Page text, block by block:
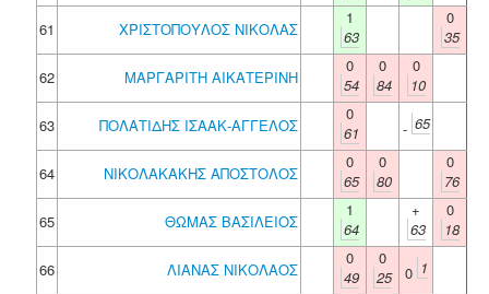
61
ΧΡΙΣΤΟΠΟΥΛΟΣ ΝΙΚΟΛΑΣ
1
63
0
35
62
ΜΑΡΓΑΡΙΤΗ ΑΙΚΑΤΕΡΙΝΗ
0
54
0
84
0
10
63
ΠΟΛΑΤΙΔΗΣ ΙΣΑΑΚ-ΑΓΓΕΛΟΣ
0
61
- 65
64 ΝΙΚΟΛΑΚΑΚΗΣ ΑΠΟΣΤΟΛΟΣ
0
65
0
80
0
76
65
ΘΩΜΑΣ ΒΑΣΙΛΕΙΟΣ
1
64
+
63
0
18
66
ΛΙΑΝΑΣ ΝΙΚΟΛΑΟΣ
0
49
0
25
0 1